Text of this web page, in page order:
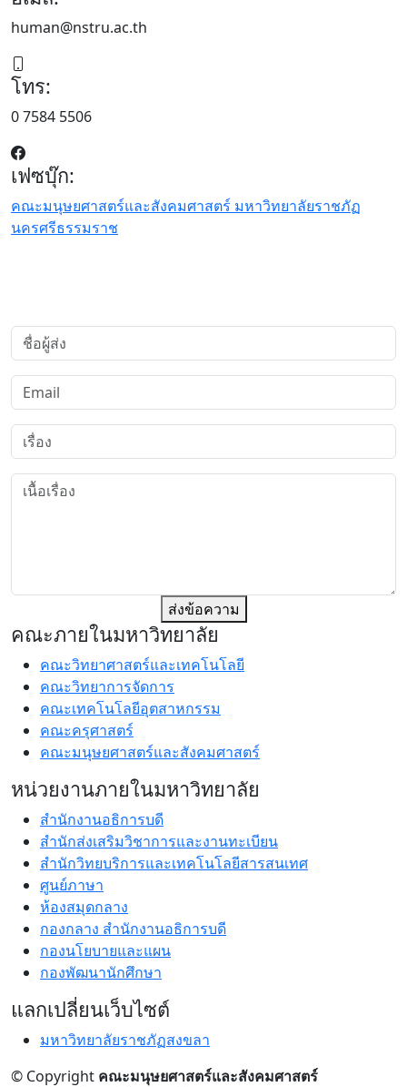
human@nstru.ac.th
โทร:
0 7584 5506
เฟซบุ๊ก:
คณะมนุษยศาสตร์และสังคมศาสตร์ มหาวิทยาลัยราชภัฏ
นครศรีธรรมราช
ส่งข้อความ
คณะภายในมหาวิทยาลัย
คณะวิทยาศาสตร์และเทคโนโลยี
คณะวิทยาการจัดการ
คณะเทคโนโลยีอุตสาหกรรม
คณะครุศาสตร์
คณะมนุษยศาสตร์และสังคมศาสตร์
หน่วยงานภายในมหาวิทยาลัย
สำนักงานอธิการบดี
สำนักส่งเสริมวิชาการและงานทะเบียน
สำนักวิทยบริการและเทคโนโลยีสารสนเทศ
ศูนย์ภาษา
ห้องสมุดกลาง
กองกลาง สำนักงานอธิการบดี
กองนโยบายและแผน
กองพัฒนานักศึกษา
แลกเปลี่ยนเว็บไซต์
มหาวิทยาลัยราชภัฏสงขลา
© Copyright คณะมนุษยศาสตร์และสังคมศาสตร์